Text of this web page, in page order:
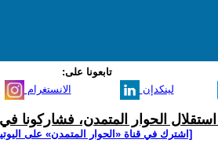
تابعونا على:
الانستغرام لينكدإن
الحوار المتمدن، فشاركونا
[اشترك في قناة ‫«الحوار المتمدن» على